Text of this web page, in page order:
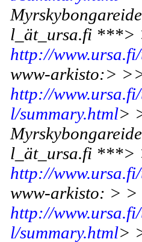
l_ät_ursa.fi ***>
http://
www-arkisto:>
http://
l/summary.html>
l_ät_ursa.fi ***>
http://
www-arkisto: > >
http://
l/summary.html>